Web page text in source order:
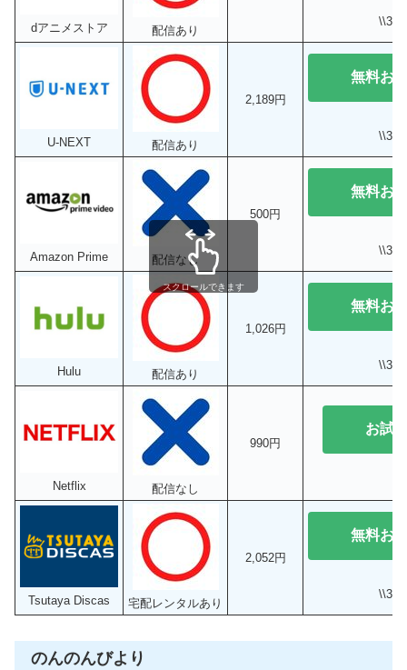
dアニメストア 配信あり
\\31
U-NEXT 配信あり
2,189円
無料お
\\31
Amazon Prime 配信なし
500円
無料お
\\30
Hulu 配信あり
1,026円
無料お
\\31
Netflix 配信なし
990円
お試
Tsutaya Discas 宅配レンタルあり
2,052円
無料お
\\30
スクロールできます
のんのんびより